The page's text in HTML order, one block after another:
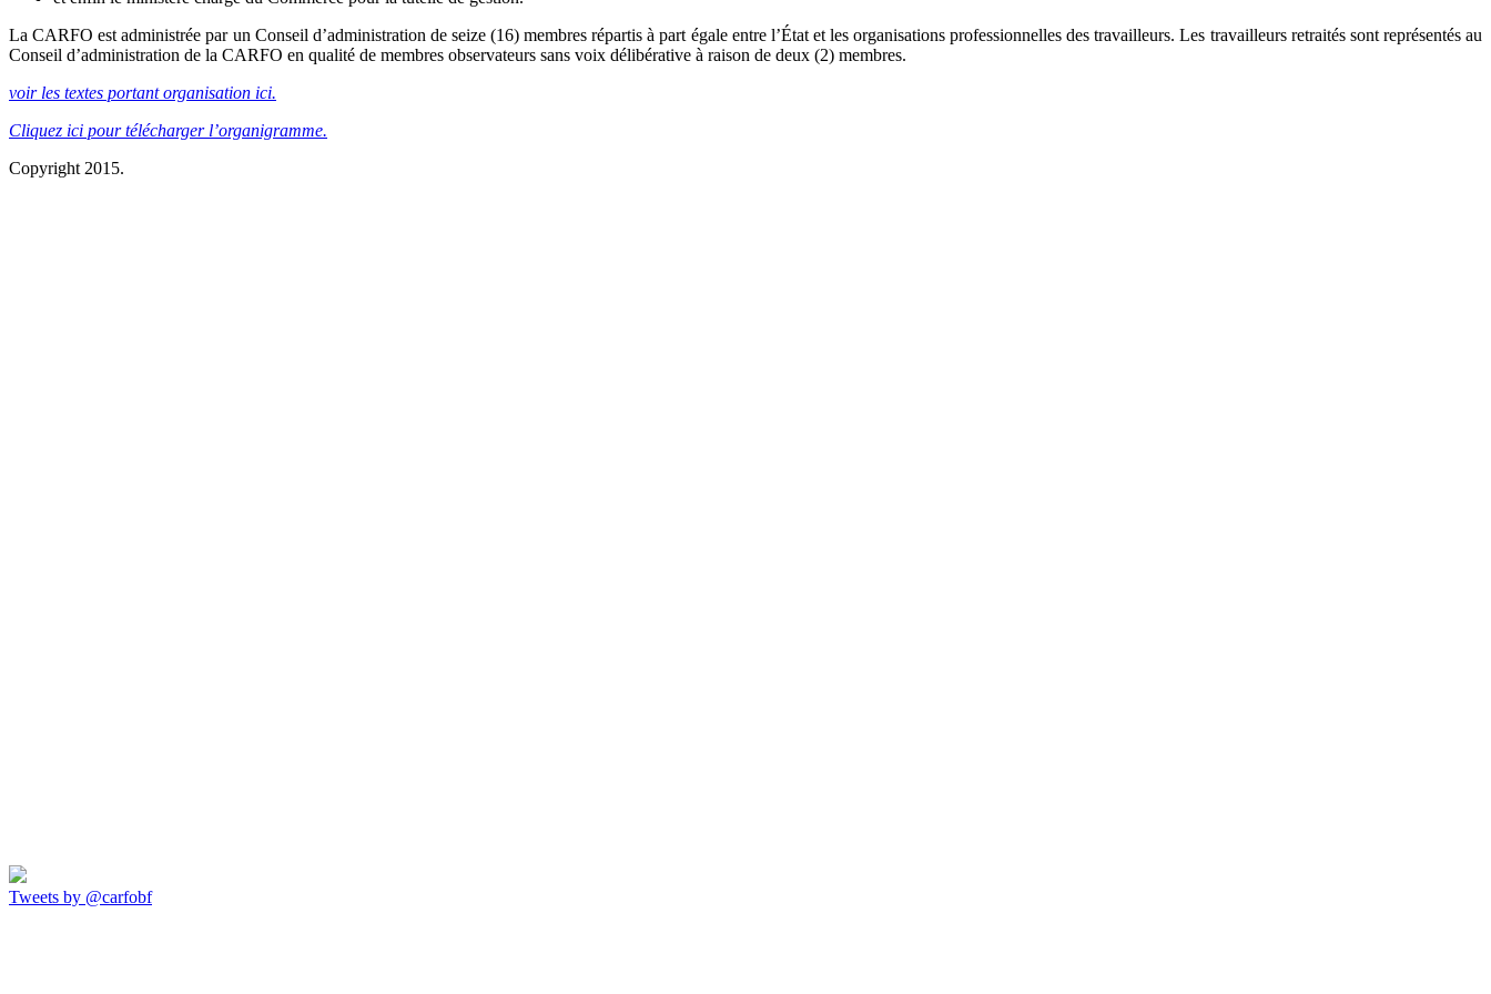
La CARFO est administrée par un Conseil d’administration de seize (16) membres répartis à part égale entre l’État et les organisations professionnelles des travailleurs. Les travailleurs retraités sont représentés au
Conseil d’administration de la CARFO en qualité de membres observateurs sans voix délibérative à raison de deux (2) membres.
voir les textes portant organisation ici.
Cliquez ici pour télécharger l’organigramme.
Copyright 2015.
Tweets by @carfobf